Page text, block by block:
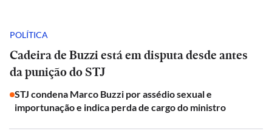
POLÍTICA
Cadeira de Buzzi está em disputa desde antes
da punição do STJ
STJ condena Marco Buzzi por assédio sexual e
importunação e indica perda de cargo do ministro